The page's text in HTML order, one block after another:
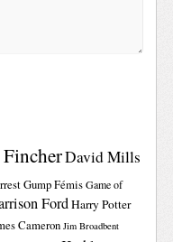
David Mills
GumpFémis Game of
FordHarry Potter
Cameron Jim Broadbent